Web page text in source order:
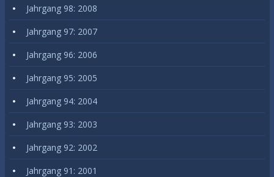
Jahrgang 98: 2008
Jahrgang 97: 2007
Jahrgang 96: 2006
Jahrgang 95: 2005
Jahrgang 94: 2004
Jahrgang 93: 2003
Jahrgang 92: 2002
Jahrgang 91: 2001